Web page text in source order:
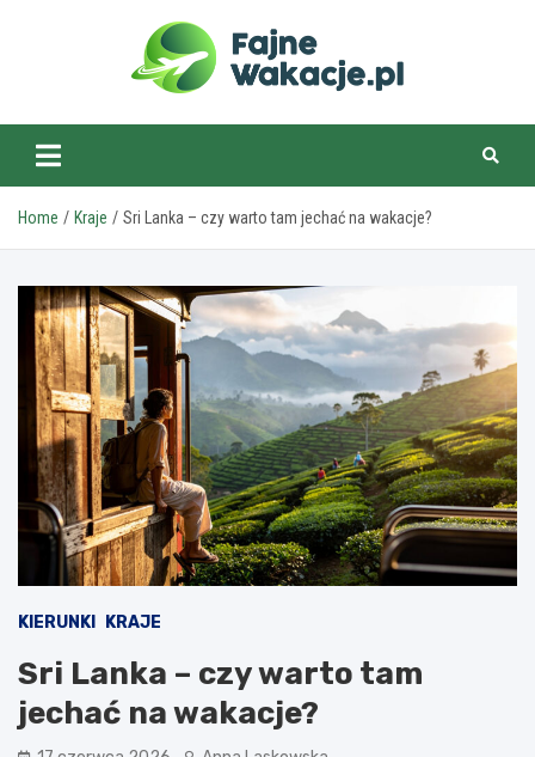
fajnewakacje.pl
Home Kraje Sri Lanka – czy warto tam jechać na wakacje?
KIERUNKI KRAJE
Sri Lanka – czy warto tam
jechać na wakacje?